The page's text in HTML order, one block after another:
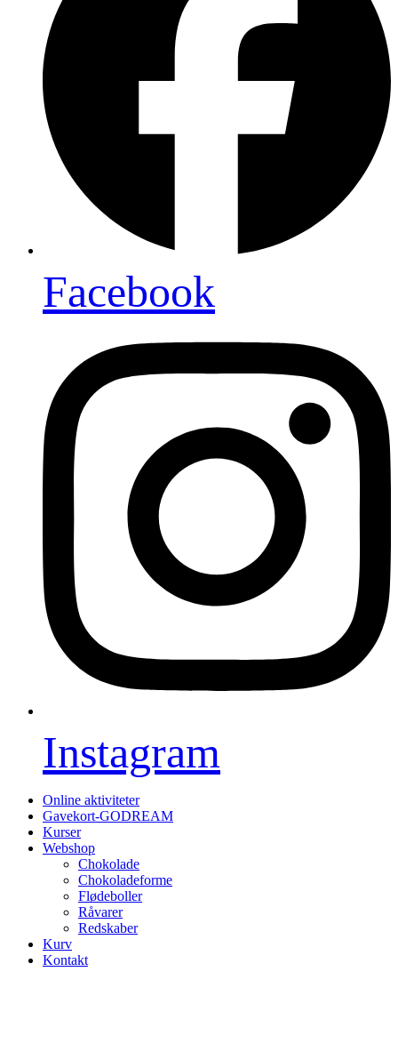
Facebook
Instagram
Online aktiviteter
Gavekort-GODREAM
Kurser
Webshop
Chokolade
Chokoladeforme
Flødeboller
Råvarer
Redskaber
Kurv
Kontakt